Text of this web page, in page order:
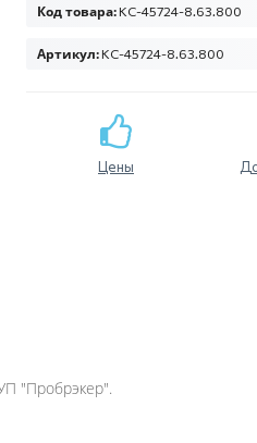
Код товара: КС-45724-8.63.800
Артикул: КС-45724-8.63.800
Цены
"Пробрэкер".